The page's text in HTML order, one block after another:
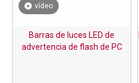
vídeo
Barras de luces LED de
advertencia de flash de PC